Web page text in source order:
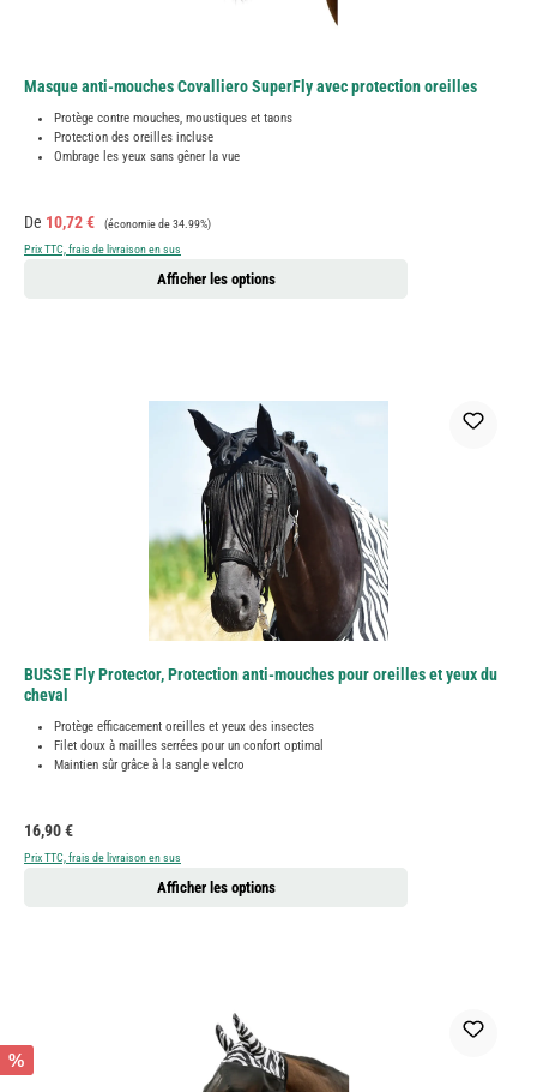
Masque anti-mouches Covalliero SuperFly avec protection oreilles
Protège contre mouches, moustiques et taons
Protection des oreilles incluse
Ombrage les yeux sans gêner la vue
Prix de vente :
De 10,72 € Prix régulier :
(économie de 34.99%)
Prix TTC, frais de livraison en sus
Afficher les options
BUSSE Fly Protector, Protection anti-mouches pour oreilles et yeux du
cheval
Protège efficacement oreilles et yeux des insectes
Filet doux à mailles serrées pour un confort optimal
Maintien sûr grâce à la sangle velcro
Prix régulier :
16,90 €
Prix TTC, frais de livraison en sus
Afficher les options
%